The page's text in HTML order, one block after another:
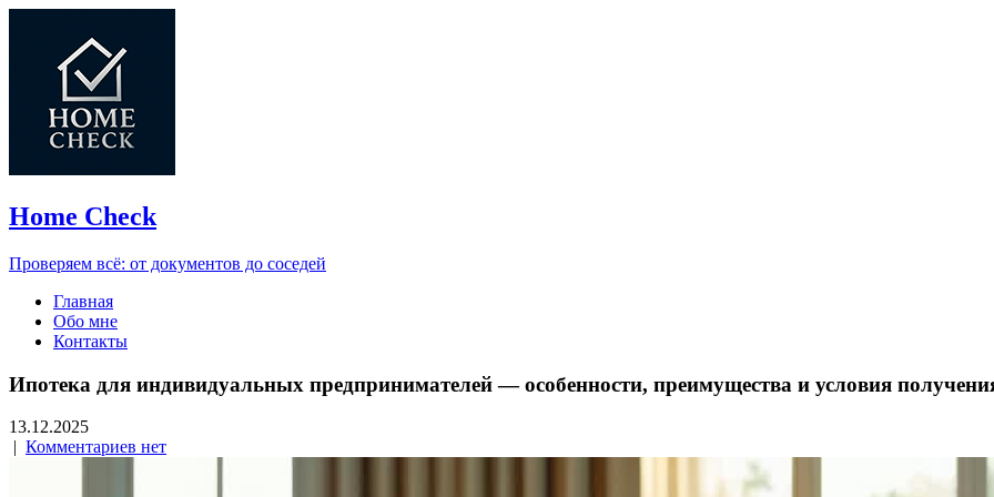
Home Check
Проверяем всё: от документов до соседей
Главная
Обо мне
Контакты
Ипотека для индивидуальных предпринимателей — особенности, преимущества и условия
13.12.2025
| Комментариев нет